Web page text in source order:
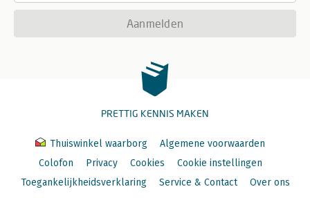
Aanmelden
PRETTIG KENNIS MAKEN
Thuiswinkel waarborg
Algemene voorwaarden
Colofon
Privacy Cookies
Cookie instellingen
Toegankelijkheidsverklaring
Service & Contact Over ons